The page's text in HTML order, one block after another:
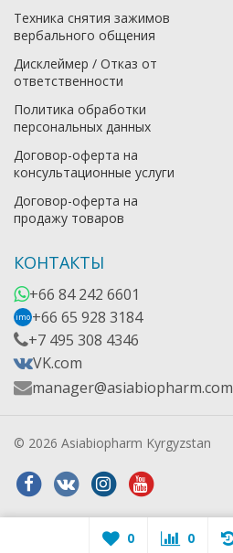
Техника снятия зажимов
вербального общения
Дисклеймер / Отказ от
ответственности
Политика обработки
персональных данных
Договор-оферта на
консультационные услуги
Договор-оферта на
продажу товаров
КОНТАКТЫ
+66 84 242 6601
imo +66 65 928 3184
+7 495 308 4346
VK.com
manager@asiabiopharm.com
© 2026 Asiabiopharm Kyrgyzstan
0 0